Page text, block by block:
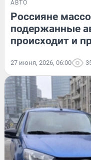
АВТО
Россияне
подержанные
происходит и
27 июня, 2026, 06:00